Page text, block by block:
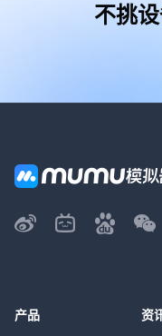
不挑设
产品 资